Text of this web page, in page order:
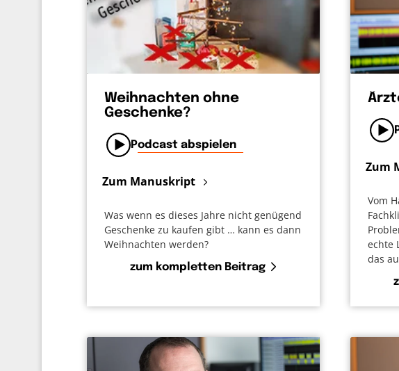
Weihnachten ohne
Geschenke?
Podcast abspielen
Zum Manuskript
Was wenn es dieses Jahre nicht genügend
Geschenke zu kaufen gibt … kann es dann
Weihnachten werden?
zum kompletten Beitrag
Zum
Vom
echte
das